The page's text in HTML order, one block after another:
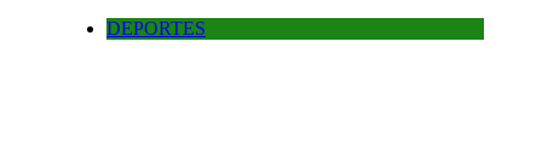
DEPORTES